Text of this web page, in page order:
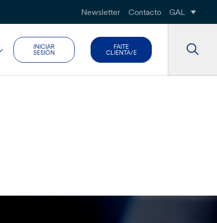
Newsletter Contacto GAL
INICIAR
SESIÓN
FAITE
CLIENTA/E